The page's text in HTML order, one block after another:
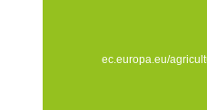
ec.europa.eu/